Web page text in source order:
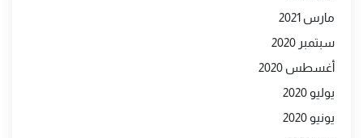
مارس 2021
سبتمبر 2020
أغسطس 2020
يوليو 2020
يونيو 2020